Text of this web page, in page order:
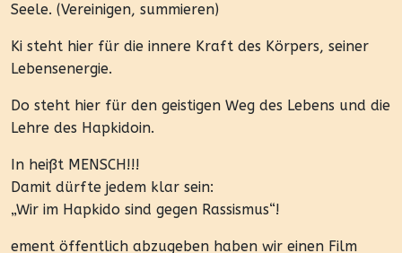
Seele. (Vereinigen, summieren)
Ki steht hier für die innere Kraft des Körpers, seiner
Lebensenergie.
Do steht hier für den geistigen Weg des Lebens und die
Lehre des Hapkidoin.
In heißt MENSCH!!!
Damit dürfte jedem klar sein:
„Wir im Hapkido sind gegen Rassismus“!
ement öffentlich abzugeben haben wir einen Film